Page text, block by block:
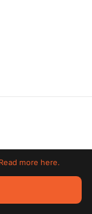
All trademarks
Read more here.